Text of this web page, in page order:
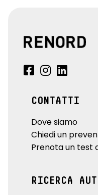
CONTATTI
Dove siamo
Chiedi un
Prenota un test
RICERCA